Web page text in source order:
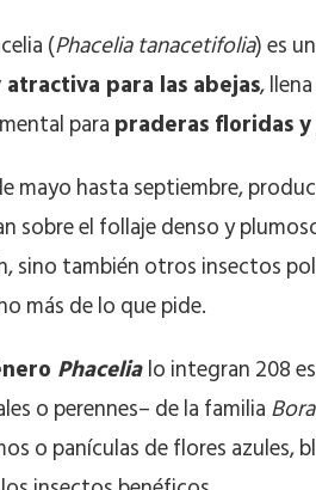
(Phacelia tanacetifolia) es
atractiva para las abejas,
parapraderas floridas
mayo hasta septiembre,
sobre el follaje denso y
sino también otros insectos
más de lo que pide.
Phacelialo integran 208
o perennes– de la familia
o panículas de flores azules,